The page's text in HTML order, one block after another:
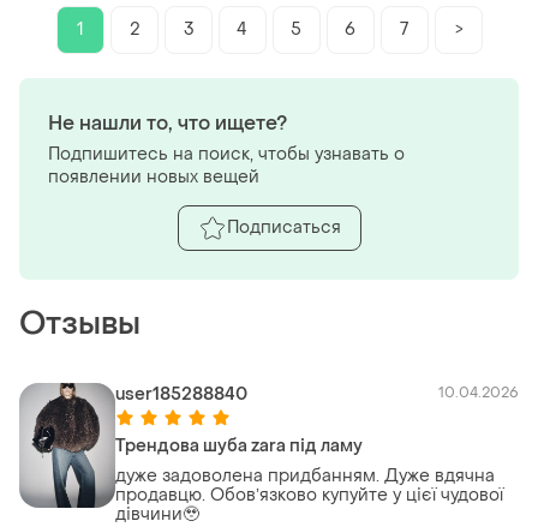
наш 38-40рр (см. замеры)
1 2 3 4 5 6 7 >
Отзывы
user185288840 10.04.2026
Трендова шуба zara під ламу
дуже задоволена придбанням. Дуже вдячна
продавцю. Обовʼязково купуйте у цієї чудової
дівчини🥹
Не нашли то, что ищете?
Подпишитесь на поиск, чтобы узнавать о
появлении новых вещей
Подписаться